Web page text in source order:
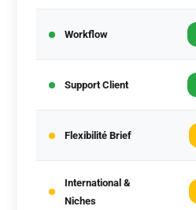
Workflow
Support Client
Flexibilité Brief
International &
Niches